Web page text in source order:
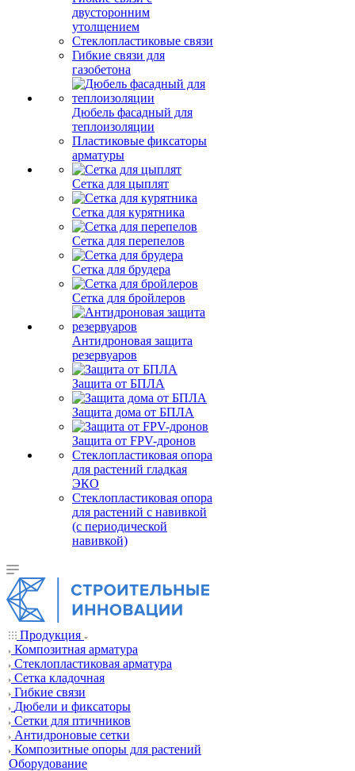
двусторонним
утолщением
Стеклопластиковые связи
Гибкие связи для
газобетона
Дюбель фасадный для
теплоизоляции
Пластиковые фиксаторы
арматуры
Сетка для цыплят
Сетка для курятника
Сетка для перепелов
Сетка для брудера
Сетка для бройлеров
Антидроновая защита
резервуаров
Защита от БПЛА
Защита дома от БПЛА
Защита от FPV-дронов
Стеклопластиковая опора
для растений гладкая
ЭКО
Стеклопластиковая опора
для растений с навивкой
(с периодической
навивкой)
Продукция
Композитная арматура
Cтеклопластиковая арматура
Сетка кладочная
Гибкие связи
Дюбели и фиксаторы
Сетки для птичников
Антидроновые сетки
Композитные опоры для растений
Оборудование